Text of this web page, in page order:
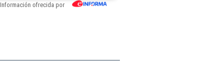
Información ofrecida por